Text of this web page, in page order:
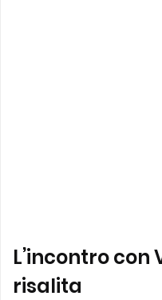
L’incontro con
risalita